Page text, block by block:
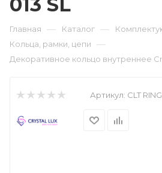
Главная — Каталог —
Кольца, рамки, цепи —
Декоративное кольцо внутреннее
Артикул: CLT